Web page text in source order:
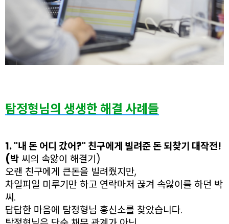
탐정형님의 생생한 해결 사례들
1. "내 돈 어디 갔어?" 친구에게 빌려준 돈 되찾기 대작전!
(박 씨의 속앓이 해결기)
오랜 친구에게 큰돈을 빌려줬지만,
차일피일 미루기만 하고 연락마저 끊겨 속앓이를 하던 박
씨.
답답한 마음에 탐정형님 흥신소를 찾았습니다.